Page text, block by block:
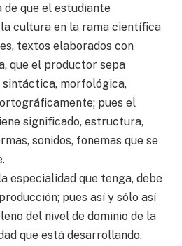
que el estudiante
cultura en la rama científica
textos elaborados con
que el productor sepa
morfológica,
pues el
significado, estructura,
sonidos, fonemas que se
especialidad que tenga, debe
pues así y sólo así
del nivel de dominio de la
que está desarrollando,